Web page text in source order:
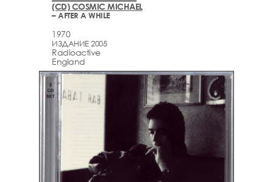
(CD) COSMIC MICHAEL
– AFTER A WHILE
1970
ИЗДАНИЕ 2005
Radioactive
England